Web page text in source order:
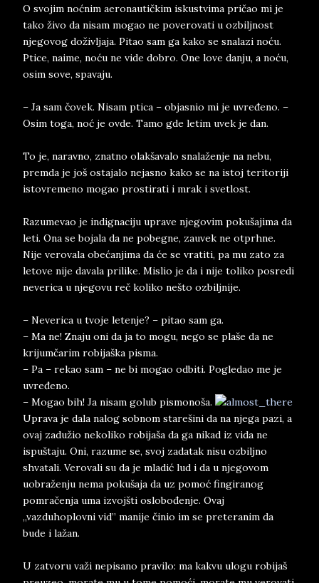
O svojim noćnim aeronautičkim iskustvima pričao mi je
tako živo da nisam mogao ne poverovati u ozbiljnost
njegovog doživljaja. Pitao sam ga kako se snalazi noću.
Ptice, naime, noću ne vide dobro. One love danju, a noću,
osim sove, spavaju.
– Ja sam čovek. Nisam ptica – objasnio mi je uvređeno. –
Osim toga, noć je ovde. Tamo gde letim uvek je dan.
To je, naravno, znatno olakšavalo snalaženje na nebu,
premda je još ostajalo nejasno kako se na istoj teritoriji
istovremeno mogao prostirati i mrak i svetlost.
Razumevao je indignaciju uprave njegovim pokušajima da
leti. Ona se bojala da ne pobegne, zauvek ne otprhne.
Nije verovala obećanjima da će se vratiti, pa mu zato za
letove nije davala prilike. Mislio je da i nije toliko posredi
neverica u njegovu reč koliko nešto ozbiljnije.
– Neverica u tvoje letenje? – pitao sam ga.
– Ma ne! Znaju oni da ja to mogu, nego se plaše da ne
krijumčarim robijaška pisma.
– Pa – rekao sam – ne bi mogao odbiti. Pogledao me je
uvređeno.
– Mogao bih! Ja nisam golub pismonoša.
Uprava je dala nalog sobnom starešini da na njega pazi, a
ovaj zadužio nekoliko robijaša da ga nikad iz vida ne
ispuštaju. Oni, razume se, svoj zadatak nisu ozbiljno
shvatali. Verovali su da je mladić lud i da u njegovom
uobraženju nema pokušaja da uz pomoć fingiranog
pomračenja uma izvojšti oslobođenje. Ovaj
„vazduhoplovni vid” manije činio im se preteranim da
bude i lažan.
U zatvoru važi nepisano pravilo: ma kakvu ulogu robijaš